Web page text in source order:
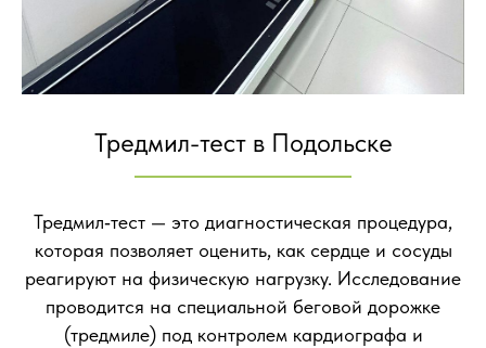
Тредмил-тест в Подольске
Тредмил‑тест — это диагностическая процедура,
которая позволяет оценить, как сердце и сосуды
реагируют на физическую нагрузку. Исследование
проводится на специальной беговой дорожке
(тредмиле) под контролем кардиографа и